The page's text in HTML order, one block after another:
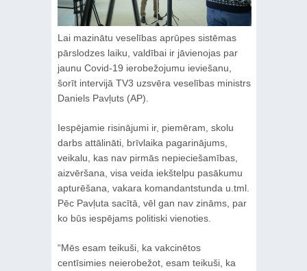
Lai mazinātu veselības aprūpes sistēmas
pārslodzes laiku, valdībai ir jāvienojas par
jaunu Covid-19 ierobežojumu ieviešanu,
šorīt intervijā TV3 uzsvēra veselības ministrs
Daniels Pavļuts (AP).
Iespējamie risinājumi ir, piemēram, skolu
darbs attālināti, brīvlaika pagarinājums,
veikalu, kas nav pirmās nepieciešamības,
aizvēršana, visa veida iekštelpu pasākumu
apturēšana, vakara komandantstunda u.tml.
Pēc Pavļuta sacītā, vēl gan nav zināms, par
ko būs iespējams politiski vienoties.
“Mēs esam teikuši, ka vakcinētos
centīsimies neierobežot, esam teikuši, ka